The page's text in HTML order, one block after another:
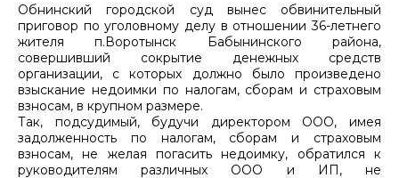
Обнинский городской суд вынес обвинительный
приговор по уголовному делу в отношении 36-летнего
жителя п.Воротынск Бабынинского района,
совершивший сокрытие денежных средств
организации, с которых должно было произведено
взыскание недоимки по налогам, сборам и страховым
взносам, в крупном размере.
Так, подсудимый, будучи директором ООО, имея
задолженность по налогам, сборам и страховым
взносам, не желая погасить недоимку, обратился к
руководителям различных ООО и ИП, не